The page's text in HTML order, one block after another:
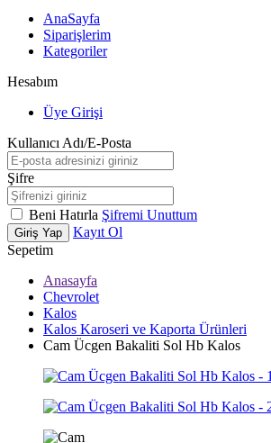
AnaSayfa
Siparişlerim
Kategoriler
Hesabım
Üye Girişi
Kullanıcı Adı/E-Posta
Şifre
Beni Hatırla Şifremi Unuttum
Giriş Yap
Kayıt Ol
Sepetim
Anasayfa
Chevrolet
Kalos
Kalos Karoseri ve Kaporta Ürünleri
Cam Ücgen Bakaliti Sol Hb Kalos